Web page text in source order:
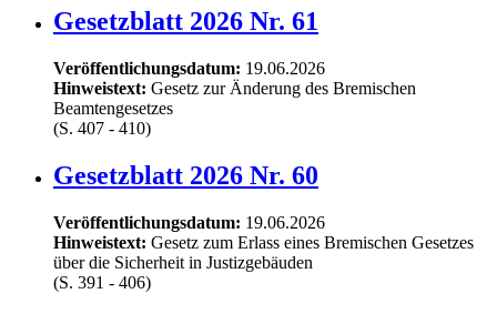
Gesetzblatt 2026 Nr. 61
Veröffentlichungsdatum: 19.06.2026
Hinweistext: Gesetz zur Änderung des Bremischen
Beamtengesetzes
(S. 407 - 410)
Gesetzblatt 2026 Nr. 60
Veröffentlichungsdatum: 19.06.2026
Hinweistext: Gesetz zum Erlass eines Bremischen Gesetzes
über die Sicherheit in Justizgebäuden
(S. 391 - 406)